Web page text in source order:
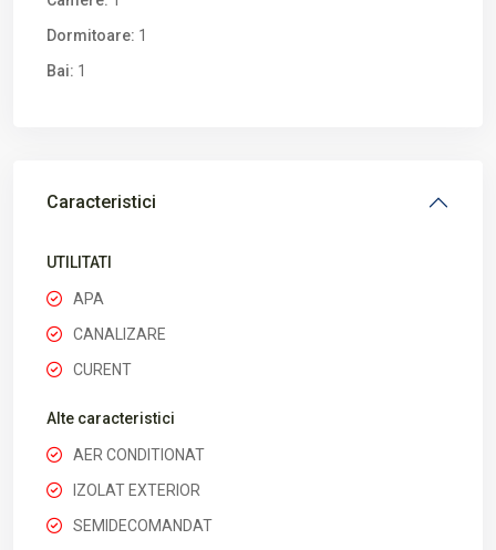
Dormitoare: 1
Bai: 1
Caracteristici
UTILITATI
APA
CANALIZARE
CURENT
Alte caracteristici
AER CONDITIONAT
IZOLAT EXTERIOR
SEMIDECOMANDAT